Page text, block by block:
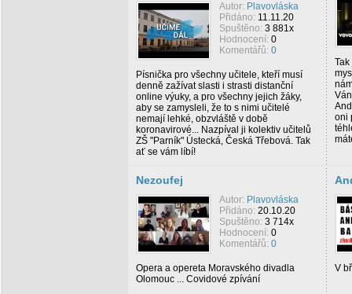
Autor: Plavovláska
Přidáno: 11.11.20
Spuštěno: 3 881x
Hodnocení: 0
Komentářů: 0
Písnička pro všechny učitele, kteří musí
denně zažívat slasti i strasti distanční
online výuky, a pro všechny jejich žáky,
aby se zamysleli, že to s nimi učitelé
nemají lehké, obzvláště v době
koronavirové... Nazpíval ji kolektiv učitelů
ZŠ "Parník" Ústecká, Česká Třebová. Tak
ať se vám líbí!
oni
Nezoufej
Autor: Plavovláska
Přidáno: 20.10.20
Spuštěno: 3 714x
Hodnocení: 0
Komentářů: 0
Opera a opereta Moravského divadla
Olomouc ... Covidové zpívání
V